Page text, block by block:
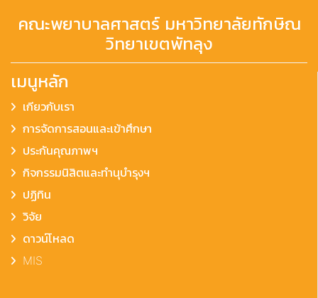
คณะพยาบาลศาสตร์ มหาวิทยาลัยทักษิณ
วิทยาเขตพัทลุง
เมนูหลัก
เกียวกับเรา
การจัดการสอนและเข้าศึกษา
ประกันคุณภาพฯ
กิจกรรมนิสิตและทำนุบำรุงฯ
ปฏิทิน
วิจัย
ดาวน์โหลด
MIS